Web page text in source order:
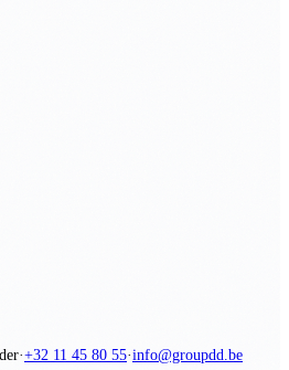
·+32 11 45 80 55·info@groupdd.be